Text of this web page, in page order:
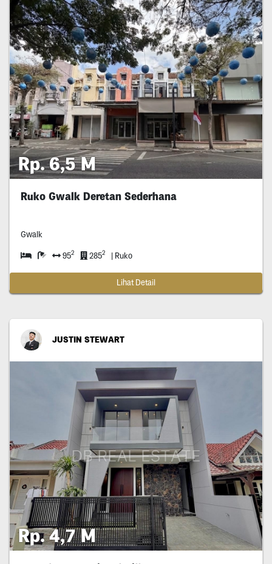
Rp. 6,5 M
Ruko Gwalk Deretan Sederhana
Gwalk
952 2852 | Ruko
Lihat Detail
JUSTIN STEWART
Rp. 4,7 M